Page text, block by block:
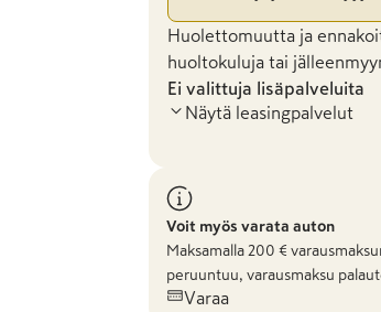
Huolettomuutta ja
huoltokuluja tai
Ei valittuja lisäpalveluita
Näytä leasingpalvelut
Voit myös varata auton
Maksamalla 200 €
peruuntuu, varausmaksu
Varaa